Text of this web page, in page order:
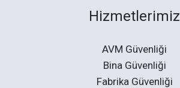
Hizmetlerimiz
AVM Güvenliği
Bina Güvenliği
Fabrika Güvenliği